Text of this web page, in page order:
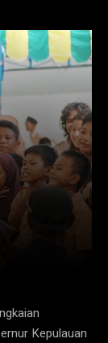
Kepulauan